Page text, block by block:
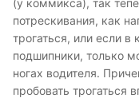
потрескивания, как
трогаться, или если в
подшипники, только
ногах водителя.
пробовать трогаться